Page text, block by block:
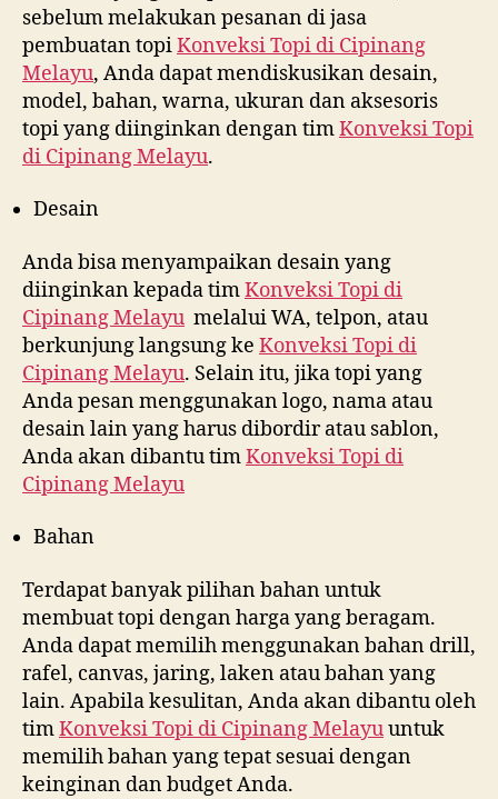
sebelum melakukan pesanan di jasa
pembuatan topiKonveksi Topi di Cipinang
Melayu, Anda dapat mendiskusikan desain,
model, bahan, warna, ukuran dan aksesoris
topi yang diinginkan dengan timKonveksi Topi
di Cipinang Melayu.
Desain
Anda bisa menyampaikan desain yang
diinginkan kepada timKonveksi Topi di
Cipinang Melayu melalui WA, telpon, atau
berkunjung langsung ke Konveksi Topi di
Cipinang Melayu. Selain itu, jika topi yang
Anda pesan menggunakan logo, nama atau
desain lain yang harus dibordir atau sablon,
Anda akan dibantu timKonveksi Topi di
Cipinang Melayu
Bahan
Terdapat banyak pilihan bahan untuk
membuat topi dengan harga yang beragam.
Anda dapat memilih menggunakan bahan drill,
rafel, canvas, jaring, laken atau bahan yang
lain. Apabila kesulitan, Anda akan dibantu oleh
timKonveksi Topi di Cipinang Melayuuntuk
memilih bahan yang tepat sesuai dengan
keinginan dan budget Anda.